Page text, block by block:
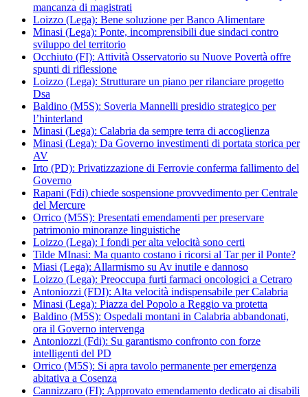
mancanza di magistrati
Loizzo (Lega): Bene soluzione per Banco Alimentare
Minasi (Lega): Ponte, incomprensibili due sindaci contro
sviluppo del territorio
Occhiuto (FI): Attività Osservatorio su Nuove Povertà offre
spunti di riflessione
Loizzo (Lega): Strutturare un piano per rilanciare progetto
Dsa
Baldino (M5S): Soveria Mannelli presidio strategico per
l’hinterland
Minasi (Lega): Calabria da sempre terra di accoglienza
Minasi (Lega): Da Governo investimenti di portata storica per
AV
Irto (PD): Privatizzazione di Ferrovie conferma fallimento del
Governo
Rapani (Fdi) chiede sospensione provvedimento per Centrale
del Mercure
Orrico (M5S): Presentati emendamenti per preservare
patrimonio minoranze linguistiche
Loizzo (Lega): I fondi per alta velocità sono certi
Tilde MInasi: Ma quanto costano i ricorsi al Tar per il Ponte?
Miasi (Lega): Allarmismo su Av inutile e dannoso
Loizzo (Lega): Preoccupa furti farmaci oncologici a Cetraro
Antoniozzi (FDI): Alta velocità indispensabile per Calabria
Minasi (Lega): Piazza del Popolo a Reggio va protetta
Baldino (M5S): Ospedali montani in Calabria abbandonati,
ora il Governo intervenga
Antoniozzi (Fdi): Su garantismo confronto con forze
intelligenti del PD
Orrico (M5S): Si apra tavolo permanente per emergenza
abitativa a Cosenza
Cannizzaro (FI): Approvato emendamento dedicato ai disabili